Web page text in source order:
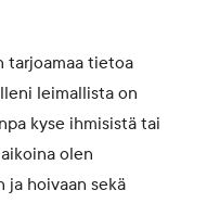
tarjoamaa tietoa
leimallista on
kyse ihmisistä tai
olen
ja hoivaan sekä